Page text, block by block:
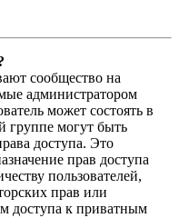
сообщество на
администратором
может состоять в
группе могут быть
доступа. Это
прав доступа
пользователей,
прав или
доступа к приватным